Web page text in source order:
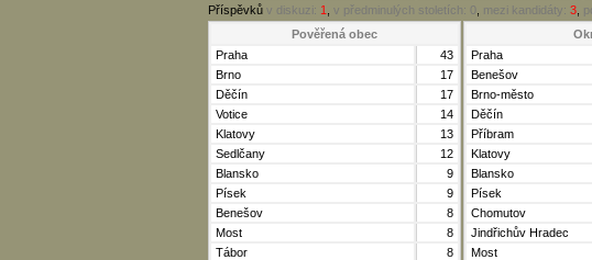
Příspěvků v diskuzi: 1 v předminulých stoletích: 0 mezi kandidáty: 3
Pověřená obec
Praha
43
Brno
17
Děčín
17
Votice
14
Klatovy
13
Sedlčany
12
Blansko
9
Písek
9
Benešov
8
Most
8
Tábor
8
Praha
Benešov
Brno-město
Děčín
Příbram
Klatovy
Blansko
Písek
Chomutov
Jindřichův Hradec
Most